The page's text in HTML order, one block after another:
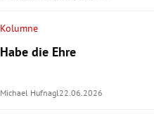
Kolumne
Habe die Ehre
Michael Hufnagl 22.06.2026